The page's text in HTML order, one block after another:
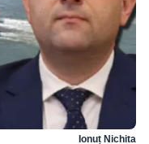
Ionuț Nichita